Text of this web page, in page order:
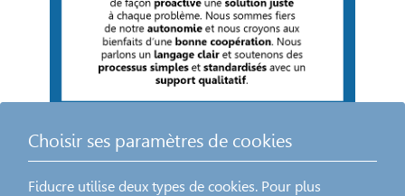
Choisir ses paramètres de cookies
Fiducre utilise deux types de cookies. Pour plus